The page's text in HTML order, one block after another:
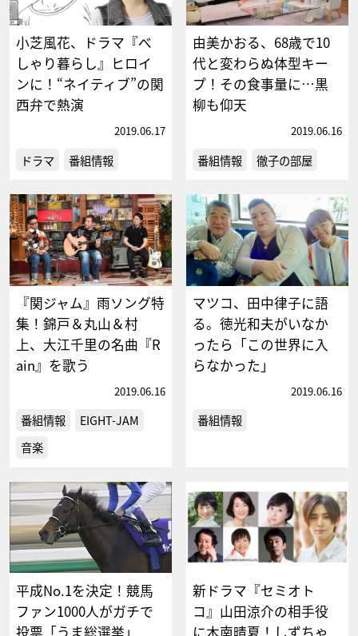
小芝風花、ドラマ『べ
しゃり暮らし』ヒロイ
ンに！“ネイティブ”の関
西弁で熱演
2019.06.17
ドラマ 番組情報
由美かおる、68歳で10
代と変わらぬ体型キー
プ！その食事量に…黒
柳も仰天
2019.06.16
番組情報 徹子の部屋
『関ジャム』雨ソング特
集！錦戸＆丸山＆村
上、大江千里の名曲『R
ain』を歌う
2019.06.16
番組情報
EIGHT-JAM
音楽
マツコ、田中律子に語
る。徳光和夫がいなか
ったら「この世界に入
らなかった」
2019.06.16
番組情報
平成No.1を決定！競馬
ファン1000人がガチで
投票「うま総選挙」
新ドラマ『セミオト
コ』山田涼介の相手役
に木南晴夏！しずちゃ